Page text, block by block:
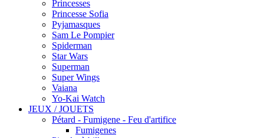
Princesses
Princesse Sofia
Pyjamasques
Sam Le Pompier
Spiderman
Star Wars
Superman
Super Wings
Vaiana
Yo-Kai Watch
JEUX / JOUETS
Pétard - Fumigene - Feu d'artifice
Fumigenes